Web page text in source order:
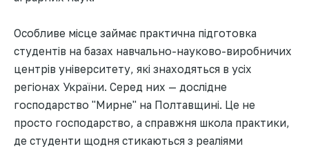
Особливе місце займає практична підготовка
студентів на базах навчально-науково-виробничих
центрів університету, які знаходяться в усіх
регіонах України. Серед них — дослідне
господарство "Мирне" на Полтавщині. Це не
просто господарство, а справжня школа практики,
де студенти щодня стикаються з реаліями